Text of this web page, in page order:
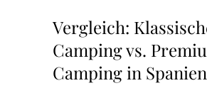
Vergleich:
Camping vs.
Camping in Spanien